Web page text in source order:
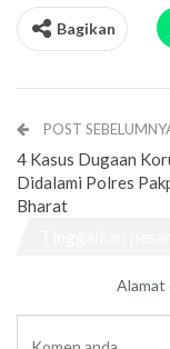
Bagikan
POST
4 Kasus Dugaan
Didalami Polres
Bharat
Alamat